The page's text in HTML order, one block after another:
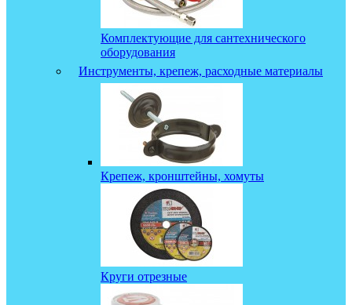
Комплектующие для сантехнического
оборудования
Инструменты, крепеж, расходные материалы
Крепеж, кронштейны, хомуты
Круги отрезные